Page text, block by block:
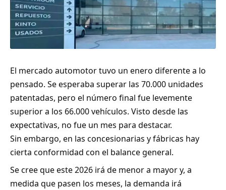
El mercado automotor tuvo un enero diferente a lo
pensado. Se esperaba superar las 70.000 unidades
patentadas, pero el número final fue levemente
superior a los 66.000 vehículos. Visto desde las
expectativas, no fue un mes para destacar.
Sin embargo, en las concesionarias y fábricas hay
cierta conformidad con el balance general.
Se cree que este 2026 irá de menor a mayor y, a
medida que pasen los meses, la demanda irá